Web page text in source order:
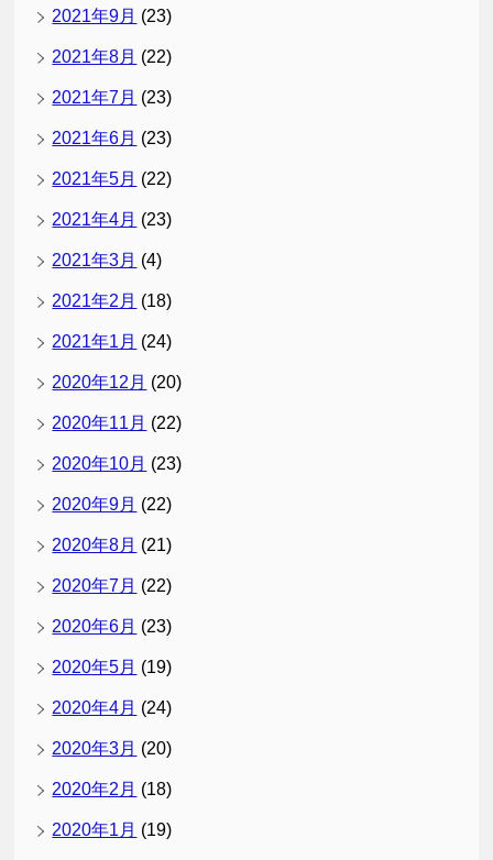
2021年9月 (23)
2021年8月 (22)
2021年7月 (23)
2021年6月 (23)
2021年5月 (22)
2021年4月 (23)
2021年3月 (4)
2021年2月 (18)
2021年1月 (24)
2020年12月 (20)
2020年11月 (22)
2020年10月 (23)
2020年9月 (22)
2020年8月 (21)
2020年7月 (22)
2020年6月 (23)
2020年5月 (19)
2020年4月 (24)
2020年3月 (20)
2020年2月 (18)
2020年1月 (19)